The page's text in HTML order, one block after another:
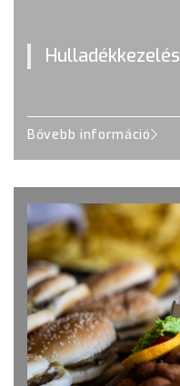
Hulladékkezelés
Bővebb információ